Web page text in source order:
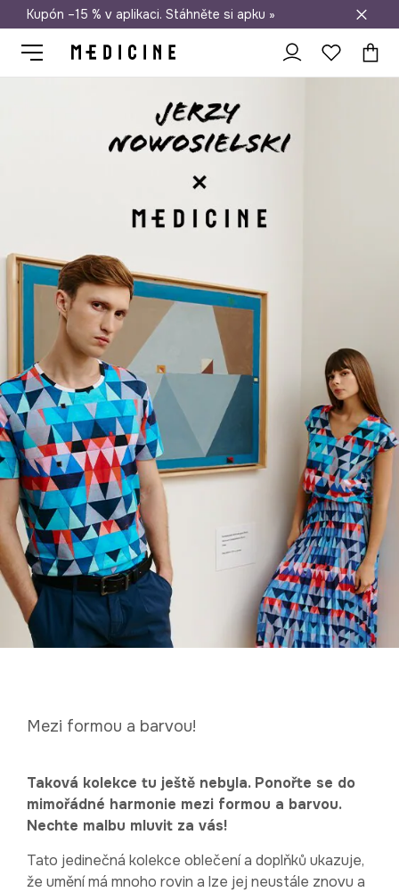
Doprava zdarma při nákupu nad 1 200 Kč
Kupón –15 % v aplikaci. Stáhněte si apku »
Mezi formou a barvou!
Taková kolekce tu ještě nebyla. Ponořte se do
mimořádné harmonie mezi formou a barvou.
Nechte malbu mluvit za vás!
Tato jedinečná kolekce oblečení a doplňků ukazuje,
že umění má mnoho rovin a lze jej neustále znovu a